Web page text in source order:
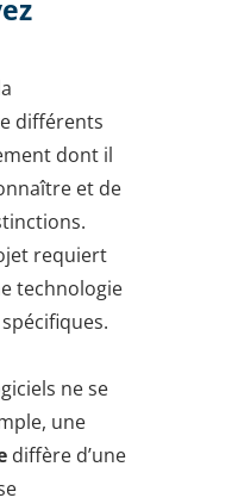
différents
dont il
et de
requiert
technologie
ne se
une
diffère d’une